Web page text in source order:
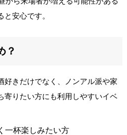
安心です。
？
好きだけでなく、ノンアル派や家
寄りたい方にも利用しやすいイベ
一杯楽しみたい方